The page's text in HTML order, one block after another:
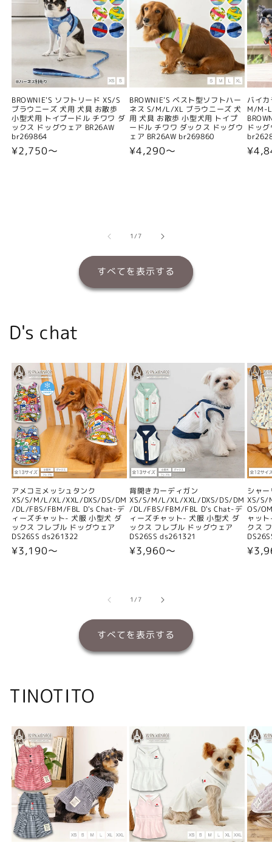
BROWNIE'S ソフトリード XS/S
ブラウニーズ 犬用 犬具 お散歩
小型犬用 トイプードル チワワ ダ
ックス ドッグウェア BR26AW
br269864
通
¥2,750〜
BROWNIE'S ベスト型ソフトハー
ネス S/M/L/XL ブラウニーズ 犬
用 犬具 お散歩 小型犬用 トイプ
ードル チワワ ダックス ドッグウ
ェア BR26AW br269860
通
¥4,290〜
バイ
M/M-
ドッ
通
1/の
7
すべてを表示する
D's chat
アメコミメッシュタンク
XS/S/M/L/XL/XXL/DXS/DS/DM
/DL/FBS/FBM/FBL D's Chat-デ
ィーズチャット- 犬服 小型犬 ダ
ックス フレブル ドッグウェア
DS26SS ds261322
通
¥3,190〜
背開きカーディガン
XS/S/M/L/XL/XXL/DXS/DS/DM
/DL/FBS/FBM/FBL D's Chat-デ
ィーズチャット- 犬服 小型犬 ダ
ックス フレブル ドッグウェア
DS26SS ds261321
通
¥3,960〜
シャ
XS/
OS/
ャッ
クス
通
1/の
7
すべてを表示する
TINOTITO